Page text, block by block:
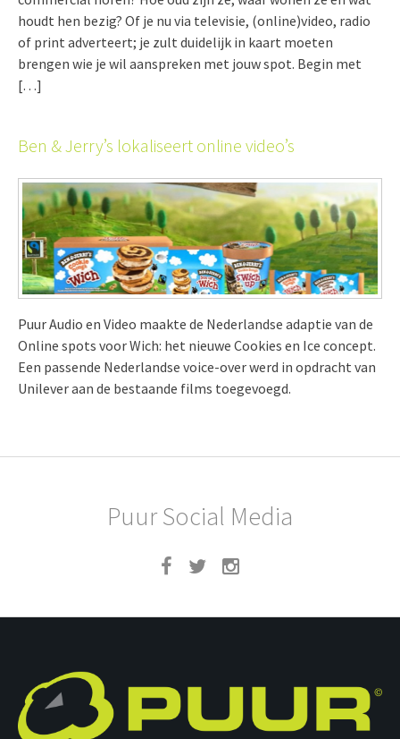
houdt hen bezig? Of je nu via televisie, (online)video, radio
of print adverteert; je zult duidelijk in kaart moeten
brengen wie je wil aanspreken met jouw spot. Begin met
[…]
Ben & Jerry’s lokaliseert online video’s
Puur Audio en Video maakte de Nederlandse adaptie van de
Online spots voor Wich: het nieuwe Cookies en Ice concept.
Een passende Nederlandse voice-over werd in opdracht van
Unilever aan de bestaande films toegevoegd.
Puur Social Media